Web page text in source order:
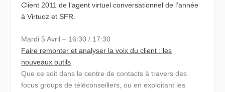
Client 2011 de l’agent virtuel conversationnel de l’année
à Virtuoz et SFR
Mardi 5 Avril – 16:30 / 17:30
Faire remonter et analyser la voix du client : les
nouveaux outils
Que ce soit dans le centre de contacts à travers des
focus groups de téléconseillers, ou en exploitant les